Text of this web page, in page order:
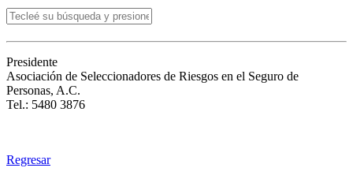
Presidente
Asociación de Seleccionadores de Riesgos en el Seguro de
Personas, A.C.
Tel.: 5480 3876
Regresar